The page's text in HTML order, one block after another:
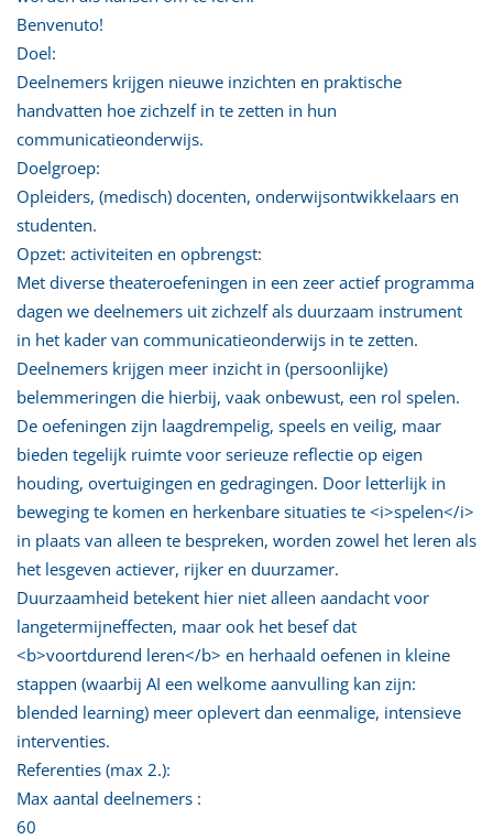
Benvenuto!
Doel:
Deelnemers krijgen nieuwe inzichten en praktische
handvatten hoe zichzelf in te zetten in hun
communicatieonderwijs.
Doelgroep:
Opleiders, (medisch) docenten, onderwijsontwikkelaars en
studenten.
Opzet: activiteiten en opbrengst:
Met diverse theateroefeningen in een zeer actief programma
dagen we deelnemers uit zichzelf als duurzaam instrument
in het kader van communicatieonderwijs in te zetten.
Deelnemers krijgen meer inzicht in (persoonlijke)
belemmeringen die hierbij, vaak onbewust, een rol spelen.
De oefeningen zijn laagdrempelig, speels en veilig, maar
bieden tegelijk ruimte voor serieuze reflectie op eigen
houding, overtuigingen en gedragingen. Door letterlijk in
beweging te komen en herkenbare situaties te <i>spelen</i>
in plaats van alleen te bespreken, worden zowel het leren als
het lesgeven actiever, rijker en duurzamer.
Duurzaamheid betekent hier niet alleen aandacht voor
langetermijneffecten, maar ook het besef dat
<b>voortdurend leren</b> en herhaald oefenen in kleine
stappen (waarbij AI een welkome aanvulling kan zijn:
blended learning) meer oplevert dan eenmalige, intensieve
interventies.
Referenties (max 2.):
Max aantal deelnemers :
60